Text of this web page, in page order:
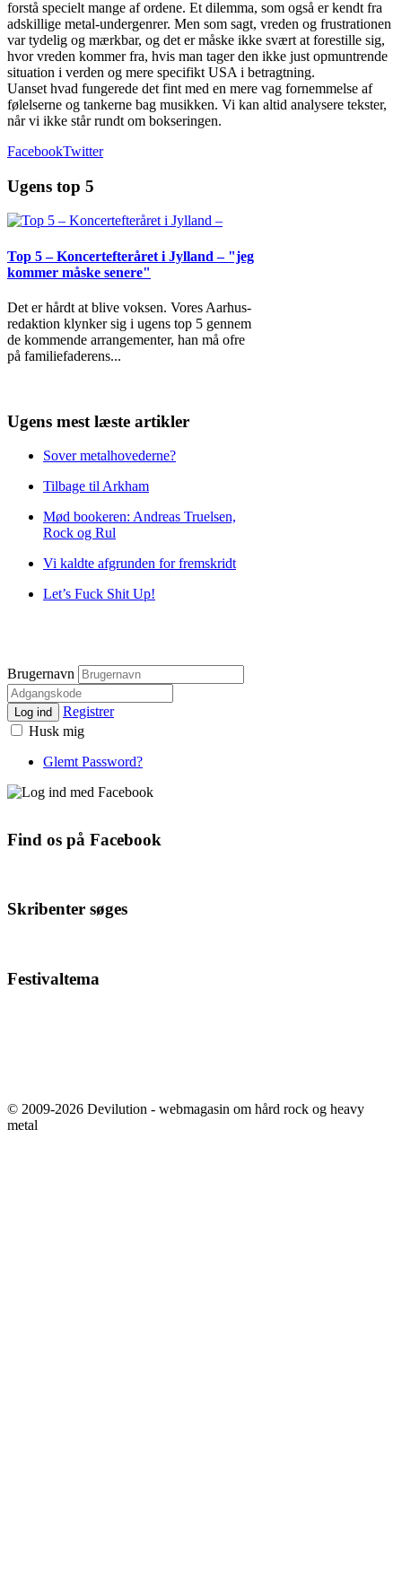
forstå specielt mange af ordene. Et dilemma, som også er kendt fra
adskillige metal-undergenrer. Men som sagt, vreden og frustrationen
var tydelig og mærkbar, og det er måske ikke svært at forestille sig,
hvor vreden kommer fra, hvis man tager den ikke just opmuntrende
situation i verden og mere specifikt USA i betragtning.
Uanset hvad fungerede det fint med en mere vag fornemmelse af
følelserne og tankerne bag musikken. Vi kan altid analysere tekster,
når vi ikke står rundt om bokseringen.
FacebookTwitter
Ugens top 5
Top 5 – Koncertefteråret i Jylland – "jeg
kommer måske senere"
Det er hårdt at blive voksen. Vores Aarhus-
redaktion klynker sig i ugens top 5 gennem
de kommende arrangementer, han må ofre
på familiefaderens...
Ugens mest læste artikler
Sover metalhovederne?
Tilbage til Arkham
Mød bookeren: Andreas Truelsen,
Rock og Rul
Vi kaldte afgrunden for fremskridt
Let’s Fuck Shit Up!
Brugernavn
Log ind
Registrer
Husk mig
Glemt Password?
Find os på Facebook
Skribenter søges
Festivaltema
© 2009-2026 Devilution - webmagasin om hård rock og heavy
metal